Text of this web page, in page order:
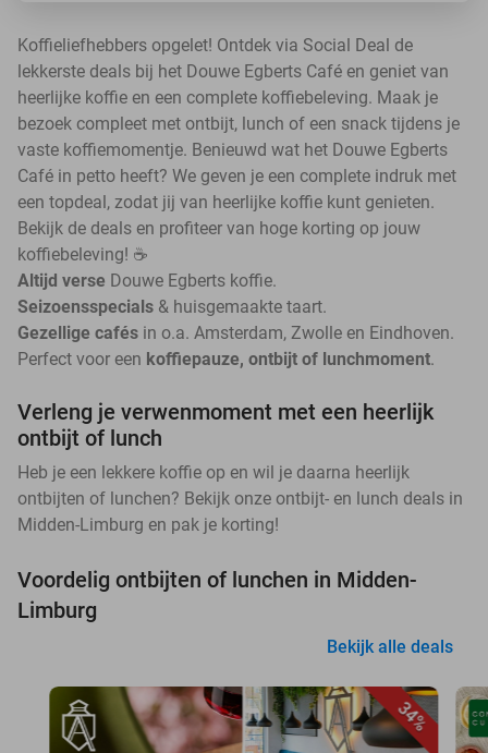
Koffieliefhebbers opgelet! Ontdek via Social Deal de
lekkerste deals bij het Douwe Egberts Café en geniet van
heerlijke koffie en een complete koffiebeleving. Maak je
bezoek compleet met ontbijt, lunch of een snack tijdens je
vaste koffiemomentje. Benieuwd wat het Douwe Egberts
Café in petto heeft? We geven je een complete indruk met
een topdeal, zodat jij van heerlijke koffie kunt genieten.
Bekijk de deals en profiteer van hoge korting op jouw
koffiebeleving! ☕
Altijd verse Douwe Egberts koffie.
Seizoensspecials & huisgemaakte taart.
Gezellige cafés in o.a. Amsterdam, Zwolle en Eindhoven.
Perfect voor een koffiepauze, ontbijt of lunchmoment.
Verleng je verwenmoment met een heerlijk
ontbijt of lunch
Heb je een lekkere koffie op en wil je daarna heerlijk
ontbijten of lunchen? Bekijk onze ontbijt- en lunch deals in
Midden-Limburg en pak je korting!
Voordelig ontbijten of lunchen in Midden-
Limburg
Bekijk alle deals
34%